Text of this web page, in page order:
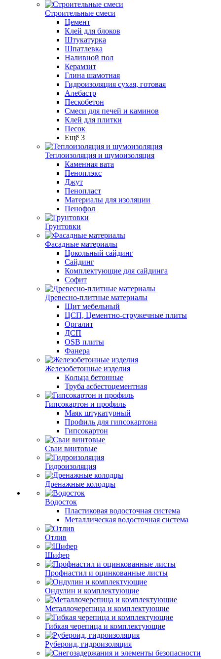
Строительные смеси
Цемент
Клей для блоков
Штукатурка
Шпатлевка
Наливной пол
Керамзит
Глина шамотная
Гидроизоляция сухая, готовая
Алебастр
Пескобетон
Смеси для печей и каминов
Клей для плитки
Песок
Ещё 3
Теплоизоляция и шумоизоляция
Каменная вата
Пеноплэкс
Джут
Пенопласт
Материалы для изоляции
Пенофол
Грунтовки
Фасадные материалы
Цокольный сайдинг
Сайдинг
Комплектующие для сайдинга
Софит
Древесно-плитные материалы
Щит мебельный
ЦСП, Цементно-стружечные плиты
Оргалит
ДСП
OSB плиты
Фанера
Железобетонные изделия
Кольца бетонные
Труба асбестоцементная
Гипсокартон и профиль
Маяк штукатурный
Профиль для гипсокартона
Гипсокартон
Сваи винтовые
Гидроизоляция
Дренажные колодцы
Водосток
Пластиковая водосточная система
Металлическая водосточная система
Отлив
Шифер
Профнастил и оцинкованные листы
Ондулин и комплектующие
Металлочерепица и комплектующие
Гибкая черепица и комплектующие
Рубероид, гидроизоляция